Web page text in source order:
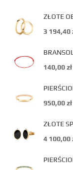
ZŁOTE
3 194,40
140,00zł
950,00zł
ZŁOTE
4 100,00